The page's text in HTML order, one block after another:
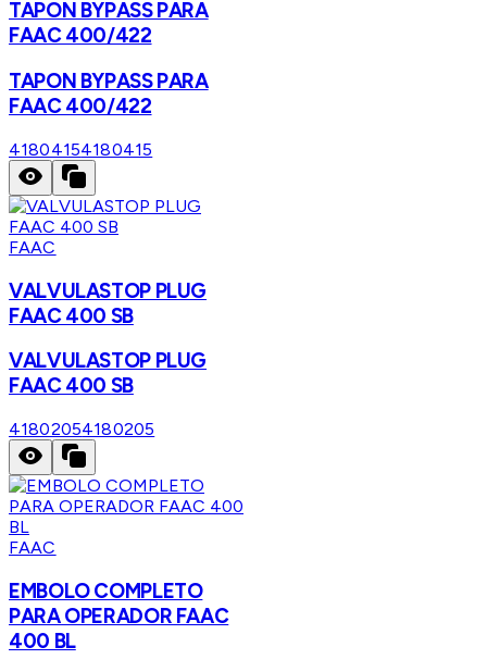
TAPON BYPASS PARA
FAAC 400/422
TAPON BYPASS PARA
FAAC 400/422
41804154180415
FAAC
VALVULASTOP PLUG
FAAC 400 SB
VALVULASTOP PLUG
FAAC 400 SB
41802054180205
FAAC
EMBOLO COMPLETO
PARA OPERADOR FAAC
400 BL